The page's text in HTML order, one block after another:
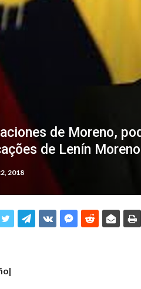
de Moreno,
de Lenín Moreno
2018